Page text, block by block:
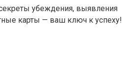
убеждения, выявления
карты — ваш ключ к успеху!